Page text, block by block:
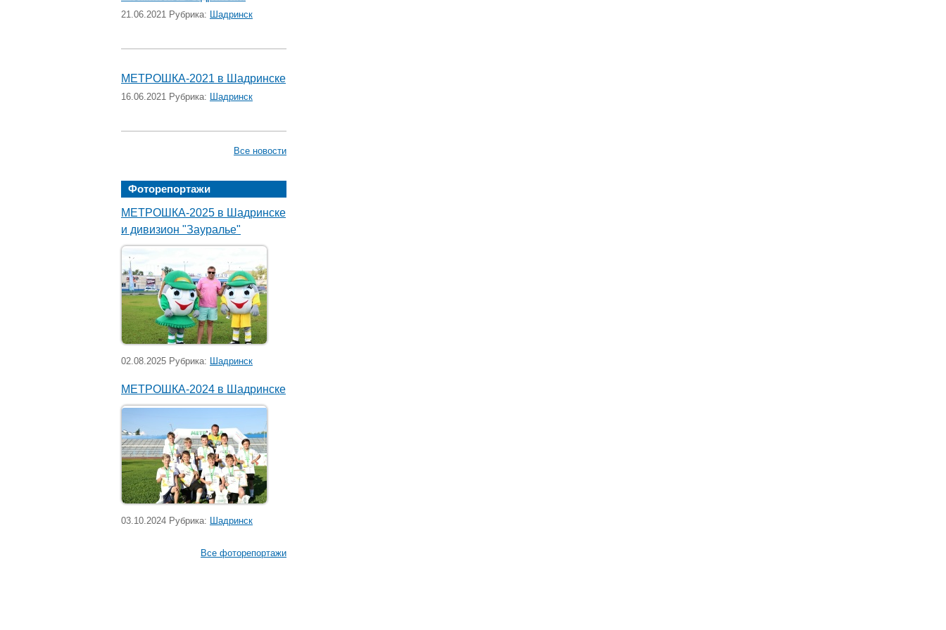
21.06.2021 Рубрика: Шадринск
МЕТРОШКА-2021 в Шадринске
16.06.2021 Рубрика: Шадринск
Все новости
Фоторепортажи
МЕТРОШКА-2025 в Шадринске
и дивизион "Зауралье"
02.08.2025 Рубрика: Шадринск
МЕТРОШКА-2024 в Шадринске
03.10.2024 Рубрика: Шадринск
Все фоторепортажи